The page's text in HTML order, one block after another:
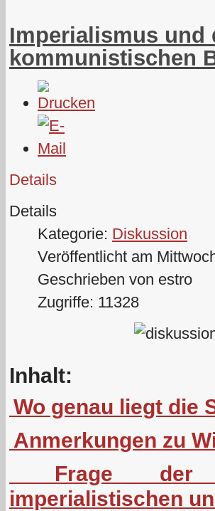
Imperialismus und
kommunistischen
Details
Details
Kategorie: Diskussion
Veröffentlicht am
Geschrieben von estro
Zugriffe: 11328
Inhalt:
Wo genau liegt die
Anmerkungen zu
Frage der
imperialistischen